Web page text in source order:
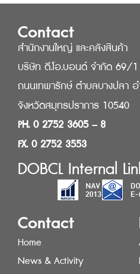
Contact
สำนักงานใหญ่ และคลังสินค้า
บริษัท ดี.โอ.บอนด์ จำกัด 69/
ถนนเทพารักษ์ ตำบลบางปลา
จังหวัดสมุทรปราการ 10540
PH. 0 2752 3605 – 8
FX. 0 2752 3553
DOBCL Internal
Contact
Home
News & Activity